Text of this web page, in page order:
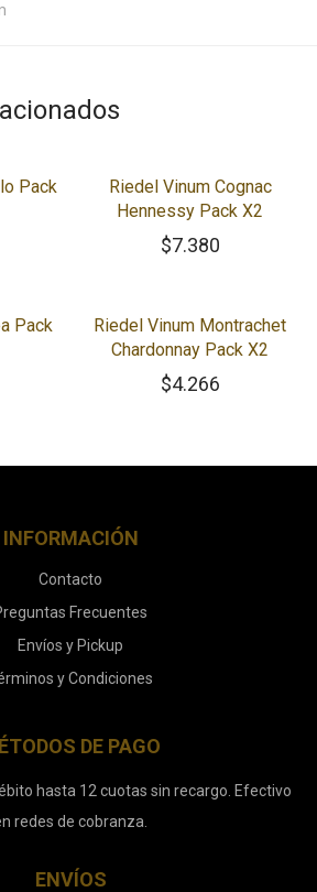
Pack
Riedel Vinum Cognac
Hennessy Pack X2
$7.380
Pack
Riedel Vinum Montrachet
Chardonnay Pack X2
$4.266
INFORMACIÓN
Contacto
Frecuentes
Envíos y Pickup
y Condiciones
DE PAGO
hasta 12 cuotas sin recargo. Efectivo
redes de cobranza.
ENVÍOS